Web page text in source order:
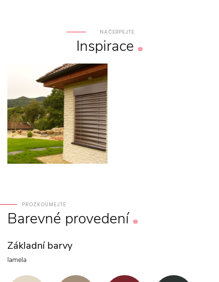
NAČERPEJTE
Inspirace
PROZKOUMEJTE
Barevné provedení
Základní barvy
lamela